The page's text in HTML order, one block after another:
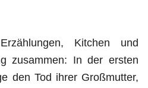
Kitchen und
zusammen: In der ersten
den Tod ihrer Großmutter,